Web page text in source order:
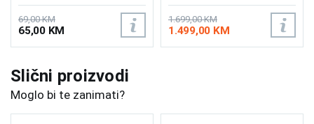
69,00 KM
65,00 KM
1.699,00 KM
1.499,00 KM
Slični proizvodi
Moglo bi te zanimati?